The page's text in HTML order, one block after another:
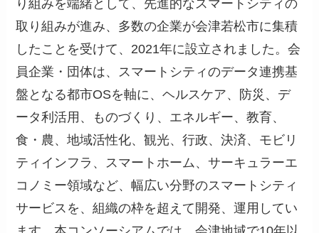
り組みを端緒として、先進的なスマートシティの
取り組みが進み、多数の企業が会津若松市に集積
したことを受けて、2021年に設立されました。会
員企業・団体は、スマートシティのデータ連携基
盤となる都市OSを軸に、ヘルスケア、防災、デ
ータ利活用、ものづくり、エネルギー、教育、
食・農、地域活性化、観光、行政、決済、モビリ
ティインフラ、スマートホーム、サーキュラーエ
コノミー領域など、幅広い分野のスマートシティ
サービスを、組織の枠を超えて開発、運用してい